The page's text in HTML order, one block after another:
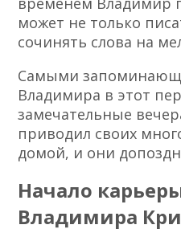
может не только
сочинять слова на
Самыми
Владимира в этот
замечательные
приводил своих
домой, и они
Начало
Владимира